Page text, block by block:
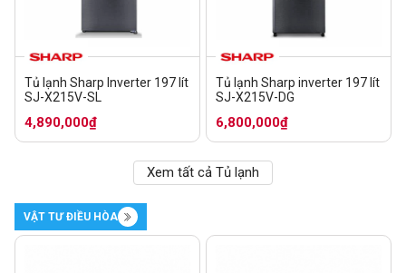
Tủ lạnh Sharp Inverter 197 lít
SJ-X215V-SL
4,890,000₫
Tủ lạnh Sharp inverter 197 lít
SJ-X215V-DG
6,800,000₫
Xem tất cả Tủ lạnh
VẬT TƯ ĐIỀU HÒA